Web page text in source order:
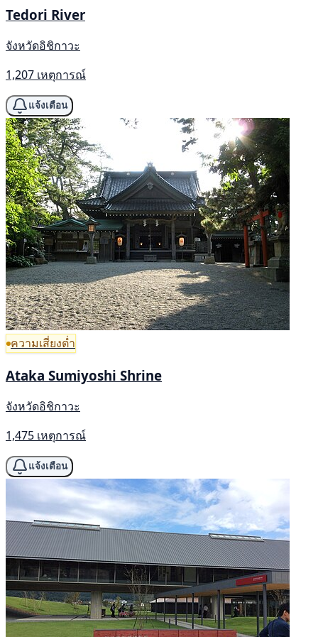
Tedori River
จังหวัดอิชิกาวะ
1,207 เหตุการณ์
แจ้งเตือน
ความเสี่ยงต่ำ
Ataka Sumiyoshi Shrine
จังหวัดอิชิกาวะ
1,475 เหตุการณ์
แจ้งเตือน